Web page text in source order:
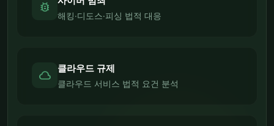
bug_report
해킹·디도스·피싱 법적 대응
cloud 클라우드 규제
클라우드 서비스 법적 요건 분석